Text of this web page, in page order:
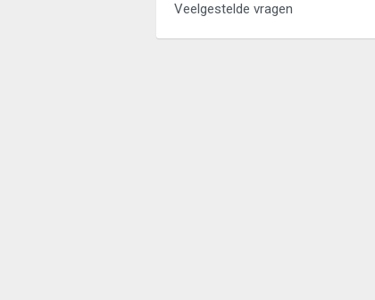
Veelgestelde vragen